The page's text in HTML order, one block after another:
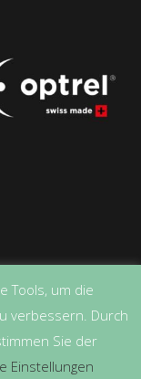
Tools, um die
verbessern. Durch
Sie der
Einstellungen